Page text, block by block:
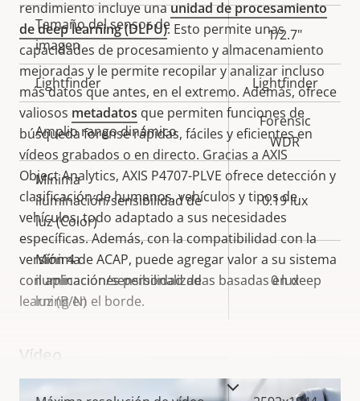
rendimiento incluye unaunidad de procesamiento
de deep learning (DLPU). Esto permite unas
capacidades de procesamiento y almacenamiento
mejoradas y le permite recopilar y analizar incluso
más datos que antes, en el extremo. Además, ofrece
valiosos metadatos que permiten funciones de
búsqueda forense rápidas, fáciles y eficientes en
vídeos grabados o en directo. Gracias a AXIS
Object Analytics, AXIS P4707-PLVE ofrece detección y
clasificación de humanos, vehículos y tipos de
vehículos, todo adaptado a sus necesidades
específicas. Además, con la compatibilidad con la
versión 4 de ACAP, puede agregar valor a su sistema
con aplicaciones personalizadas basadas en deep
learning en el borde.
de
propiedad
la
propiedad
Tamaño del sensor de
imagen
1/2.7"
Lightfinder Lightfinder
Amplio rango dinámico
Forensic
WDR
Mínima
iluminación/sensibilidad de
luz (Color)
0.19 lux
Mínima
iluminación/sensibilidad de
luz (B/N)
0 lux
Vídeo